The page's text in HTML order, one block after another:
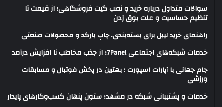
سوالات متداول درباره خرید و نصب گیت فروشگاهی؛ از قیمت تا
تنظیم حساسیت و علت بوق زدن
راهنمای خرید لیبل برای بسته‌بندی، چاپ بارکد و محصولات صنعتی
خدمات شبکه‌های اجتماعی 7Panel؛ از جذب مخاطب تا افزایش درآمد
جام جهانی با آپارات اسپورت : بهترین در پخش فوتبال و مسابقات
ورزشی
خدمات و پشتیبانی شبکه در مشهد؛ ستون پنهان کسب‌وکارهای پایدار